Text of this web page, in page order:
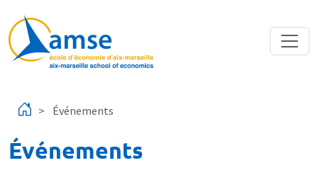
Événements
Événements